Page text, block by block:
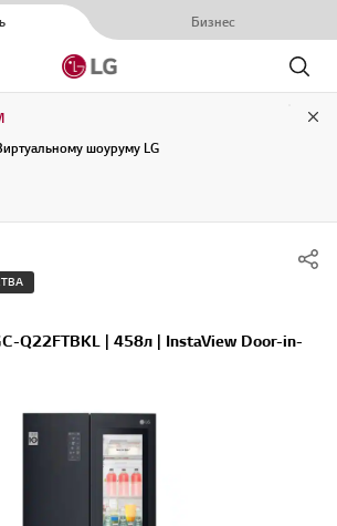
Бизнес
Поиск
шоуруму LG
Q22FTBKL | 458л | InstaView Door-in-